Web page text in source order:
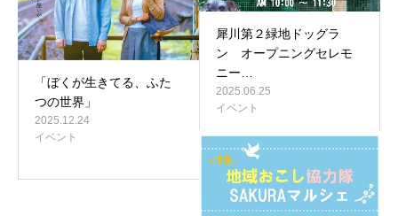
「ぼくが生きてる、ふた
つの世界」
2025.12.24
イベント
犀川第２緑地ドッグラ
ン オープニングセレモ
ニー…
2025.06.25
イベント